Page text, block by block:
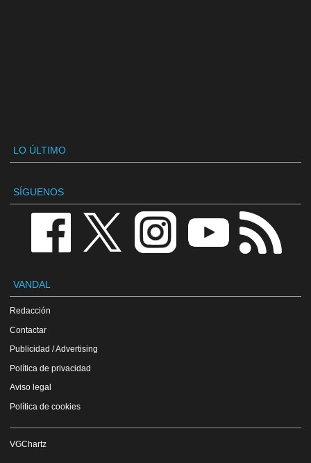
LO ÚLTIMO
SÍGUENOS
VANDAL
Redacción
Contactar
Publicidad / Advertising
Política de privacidad
Aviso legal
Política de cookies
VGChartz